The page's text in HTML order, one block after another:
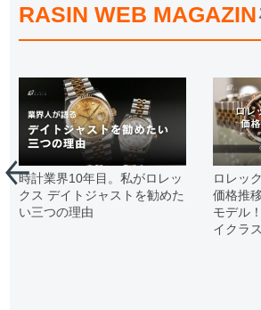
RASIN WEB MAGAZIN
時計業界10年目。私がロレッ
クス デイトジャストを勧めた
い三つの理由
ロレッ
価格推
モデル
イクラ